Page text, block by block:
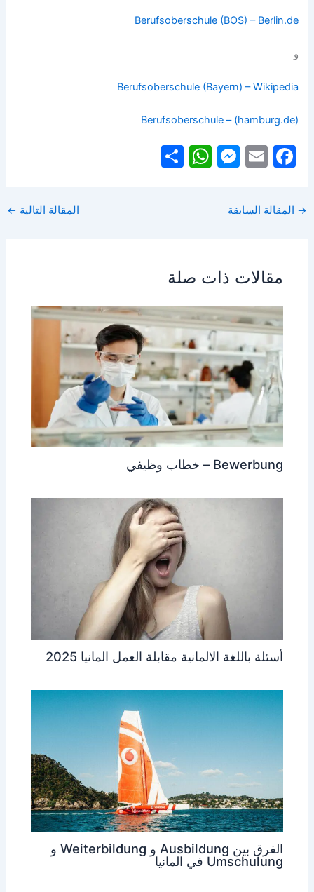
Berufsoberschule (BOS) – Berlin.de
و
Berufsoberschule (Bayern) – Wikipedia
Berufsoberschule – (hamburg.de)
F
c
e
o
o
k
E
ai
l
M
g
er
W
p
p
→ المقالة السابقة المقالة التالية ←
مقالات ذات صلة
Bewerbung – خطاب وظيفي
أسئلة باللغة الالمانية مقابلة العمل المانيا 2025
الفرق بين Ausbildung و Weiterbildung و
Umschulung في المانيا